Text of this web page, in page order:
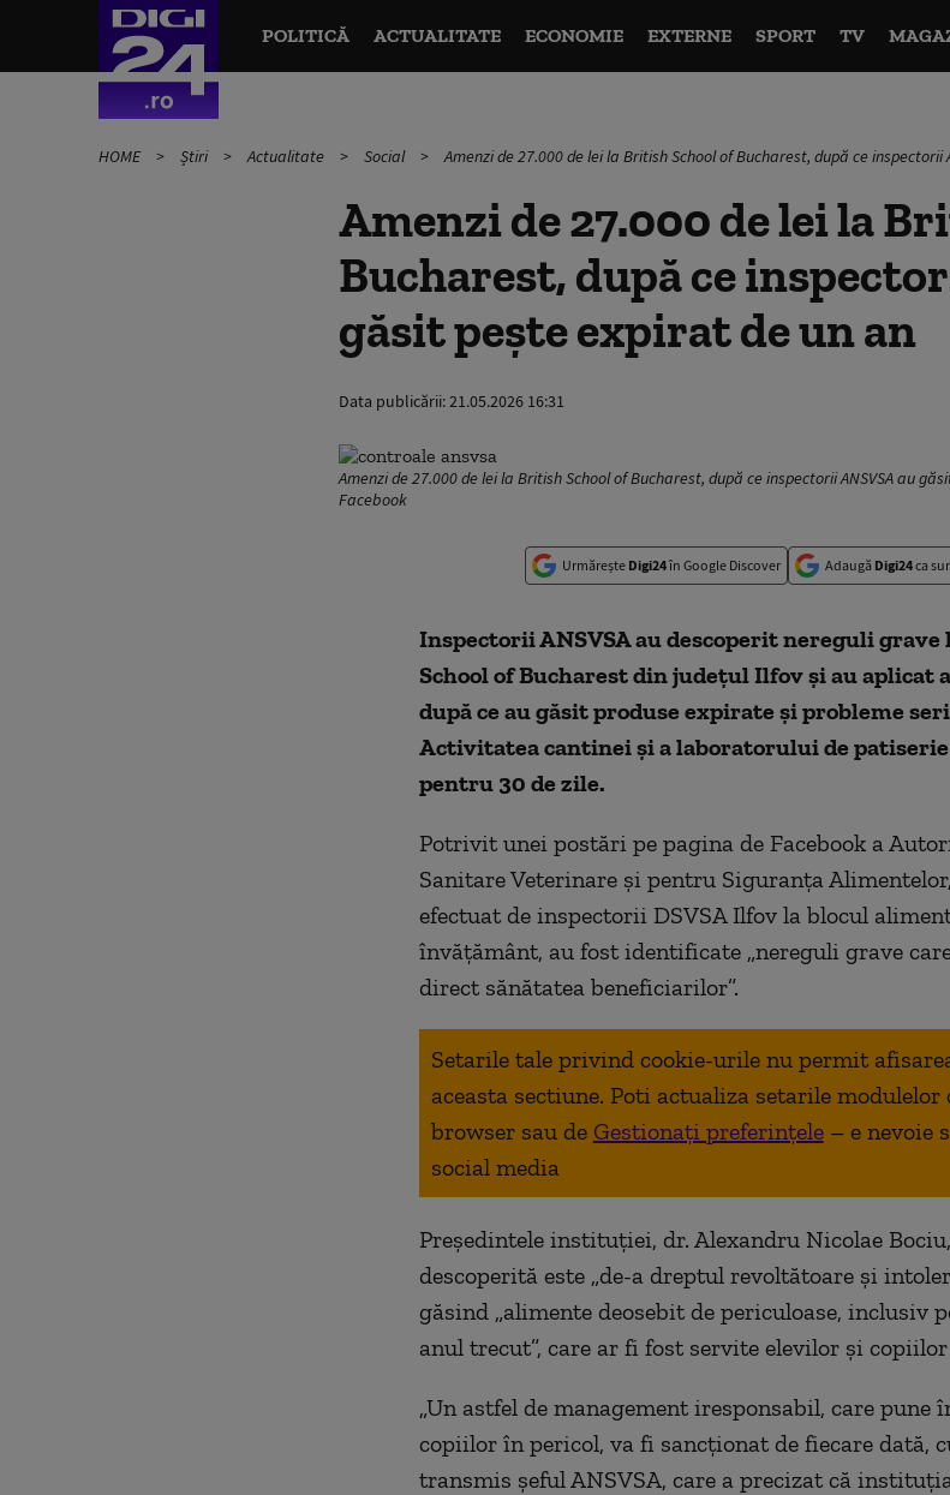
POLITICĂ ACTUALITATE ECONOMIE EXTERNE SPORT TV
HOME Știri Actualitate Social Amenzi de 27.000 de lei la British School of Bucharest, după ce
Amenzi de 27.000 de lei la
Bucharest, după ce
găsit peşte expirat de un an
Data publicării:21.05.2026 16:31
Amenzi de 27.000 de lei la British School of Bucharest, după ce inspectorii ANSVSA au
Facebook
Urmărește Digi24în Google Discover Adaugă Digi24ca
Inspectorii ANSVSA au descoperit nereguli
School of Bucharest din judeţul Ilfov şi au aplicat
după ce au găsit produse expirate şi probleme
Activitatea cantinei şi a laboratorului de patiserie
pentru 30 de zile.
Potrivit unei postări pe pagina de Facebook a
Sanitare Veterinare și pentru Siguranța
efectuat de inspectorii DSVSA Ilfov la blocul
învăţământ, au fost identificate „nereguli grave
direct sănătatea beneficiarilor”.
Setarile tale privind cookie-urile nu permit
aceasta sectiune. Poti actualiza setarile
browser sau de Gestionați preferințele – e nevoie
social media
Preşedintele instituției, dr. Alexandru Nicolae
descoperită este „de-a dreptul revoltătoare şi
găsind „alimente deosebit de periculoase, inclusiv
anul trecut”, care ar fi fost servite elevilor şi
„Un astfel de management iresponsabil, care
copiilor în pericol, va fi sancţionat de fiecare dată,
transmis şeful ANSVSA, care a precizat că